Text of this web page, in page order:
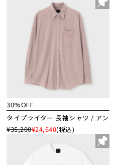
30%OFF
タイプライター 長袖シャツ / アン
¥35,200¥24,640(税込)